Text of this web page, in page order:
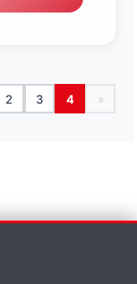
2 3 4 »